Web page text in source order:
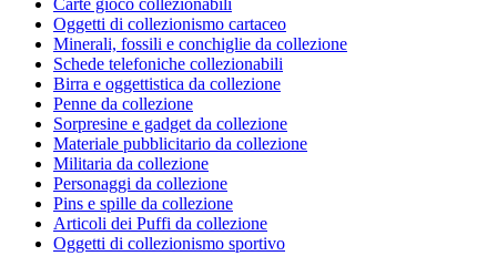
Carte gioco collezionabili
Oggetti di collezionismo cartaceo
Minerali, fossili e conchiglie da collezione
Schede telefoniche collezionabili
Birra e oggettistica da collezione
Penne da collezione
Sorpresine e gadget da collezione
Materiale pubblicitario da collezione
Militaria da collezione
Personaggi da collezione
Pins e spille da collezione
Articoli dei Puffi da collezione
Oggetti di collezionismo sportivo